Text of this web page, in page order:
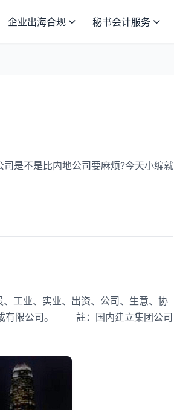
企业出海合规 秘书会计服务
是不是比内地公司要麻烦?今天小编就
工业、实业、出资、公司、生意、协
有限公司。 註：国内建立集团公司